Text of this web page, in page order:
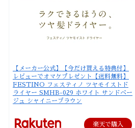
【メーカー公式】【今だけ貰える特典付】
レビューでオマケプレゼント【送料無料】
FESTINO フェスティノ ツヤモイストド
ライヤー SMHB-029 ホワイト サンドベー
ジュ シャイニーブラウン
楽天で購入